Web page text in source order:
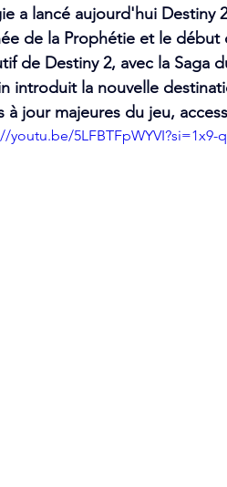
1DCoG Test Stadia
a lancé aujourd'hui Destiny
de la Prophétie et le
de Destiny 2, avec la Saga
introduit la nouvelle
à jour majeures du jeu,
youtu.be/5LFBTFpWYVI?si=1x9-